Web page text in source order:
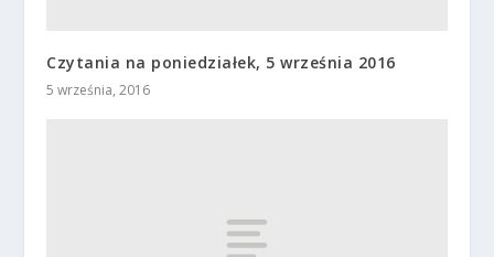
Czytania na poniedziałek, 5 września 2016
5 września, 2016